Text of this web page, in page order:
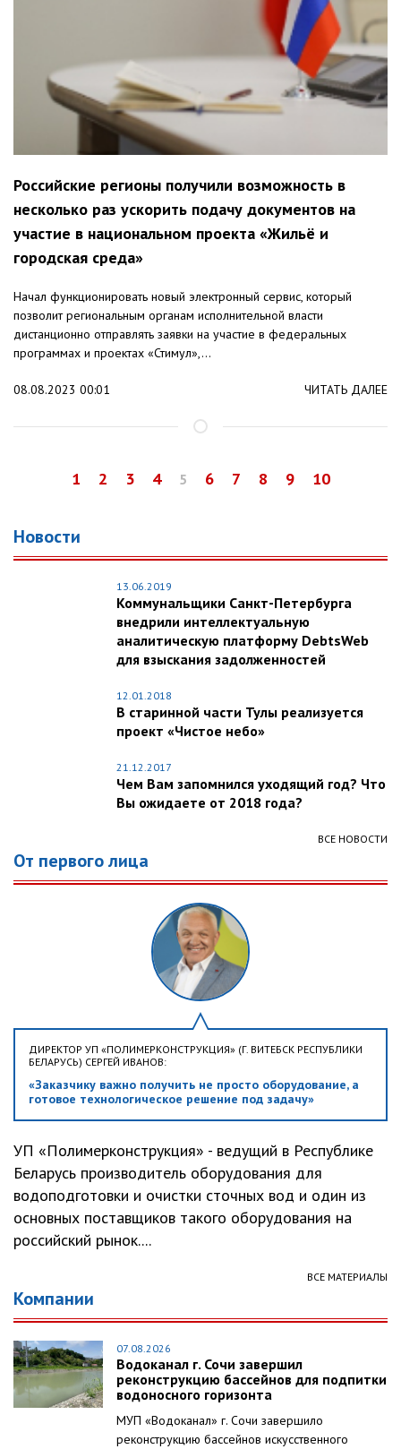
Российские регионы получили возможность в
несколько раз ускорить подачу документов на
участие в национальном проекта «Жильё и
городская среда»
Начал функционировать новый электронный сервис, который
позволит региональным органам исполнительной власти
дистанционно отправлять заявки на участие в федеральных
программах и проектах «Стимул»,...
08.08.2023 00:01 ЧИТАТЬ ДАЛЕЕ
1 2 3 4 5 6 7 8 9 10
Новости
13.06.2019
Коммунальщики Санкт-Петербурга
внедрили интеллектуальную
аналитическую платформу DebtsWeb
для взыскания задолженностей
12.01.2018
В старинной части Тулы реализуется
проект «Чистое небо»
21.12.2017
Чем Вам запомнился уходящий год? Что
Вы ожидаете от 2018 года?
ВСЕ НОВОСТИ
От первого лица
ДИРЕКТОР УП «ПОЛИМЕРКОНСТРУКЦИЯ» (Г. ВИТЕБСК РЕСПУБЛИКИ
БЕЛАРУСЬ) СЕРГЕЙ ИВАНОВ:
«Заказчику важно получить не просто оборудование, а
готовое технологическое решение под задачу»
УП «Полимерконструкция» - ведущий в Республике
Беларусь производитель оборудования для
водоподготовки и очистки сточных вод и один из
основных поставщиков такого оборудования на
российский рынок....
ВСЕ МАТЕРИАЛЫ
Компании
07.08.2026
Водоканал г. Сочи завершил
реконструкцию бассейнов для подпитки
водоносного горизонта
МУП «Водоканал» г. Сочи завершило
реконструкцию бассейнов искусственного